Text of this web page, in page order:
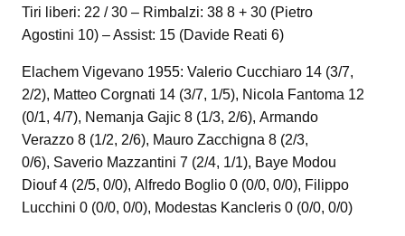
Tiri liberi: 22 / 30 – Rimbalzi: 38 8 + 30 (Pietro
Agostini 10) – Assist: 15 (Davide Reati 6)
Elachem Vigevano 1955: Valerio Cucchiaro 14 (3/7,
2/2), Matteo Corgnati 14 (3/7, 1/5), Nicola Fantoma 12
(0/1, 4/7), Nemanja Gajic 8 (1/3, 2/6), Armando
Verazzo 8 (1/2, 2/6), Mauro Zacchigna 8 (2/3,
0/6), Saverio Mazzantini 7 (2/4, 1/1), Baye Modou
Diouf 4 (2/5, 0/0), Alfredo Boglio 0 (0/0, 0/0), Filippo
Lucchini 0 (0/0, 0/0), Modestas Kancleris 0 (0/0, 0/0)